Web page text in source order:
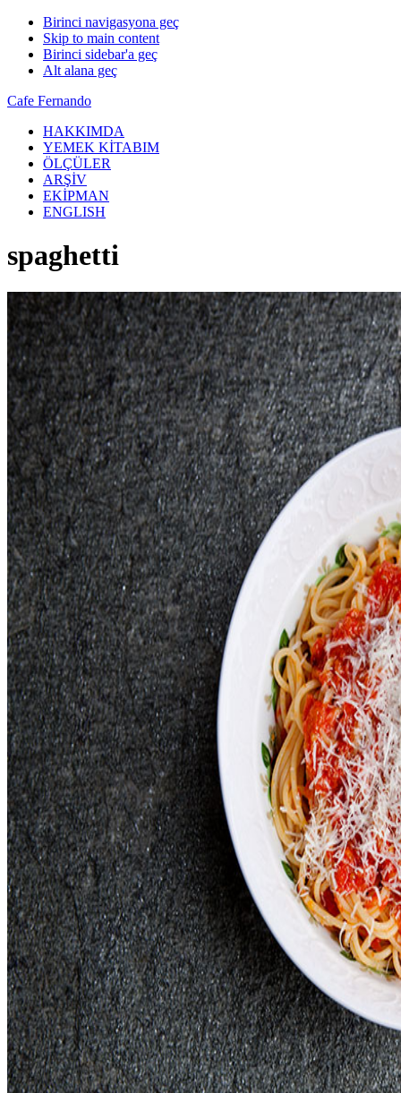
Birinci navigasyona geç
Skip to main content
Birinci sidebar'a geç
Alt alana geç
Cafe Fernando
HAKKIMDA
YEMEK KİTABIM
ÖLÇÜLER
ARŞİV
EKİPMAN
ENGLISH
spaghetti